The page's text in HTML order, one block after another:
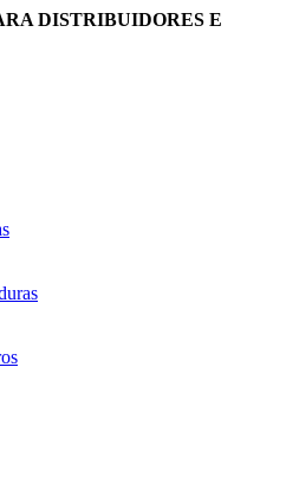
DISTRIBUIDORES E